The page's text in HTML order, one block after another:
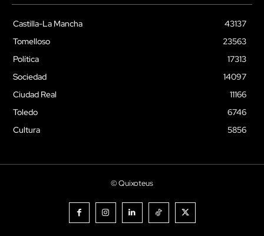
Castilla-La Mancha
43137
Tomelloso
23563
Política
17313
Sociedad
14097
Ciudad Real
11166
Toledo
6746
Cultura
5856
© Quixoteus